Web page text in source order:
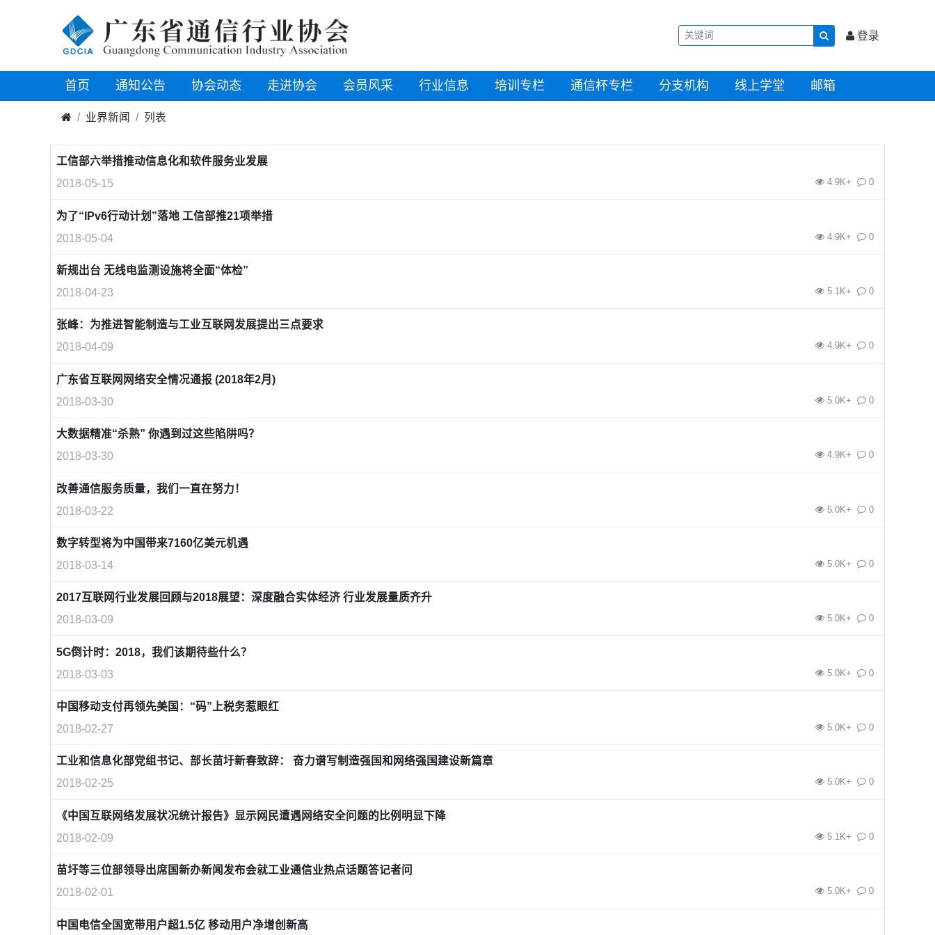
登录
首页 通知公告 协会动态 走进协会 会员风采 行业信息 培训专栏 通信杯专栏 分支机构 线上学堂 邮箱
业界新闻 列表
工信部六举措推动信息化和软件服务业发展
2018-05-15
4.9K+ 0
为了“IPv6行动计划”落地 工信部推21项举措
2018-05-04
4.9K+ 0
新规出台 无线电监测设施将全面“体检”
2018-04-23
5.1K+ 0
张峰：为推进智能制造与工业互联网发展提出三点要求
2018-04-09
4.9K+ 0
广东省互联网网络安全情况通报 (2018年2月)
2018-03-30
5.0K+ 0
大数据精准“杀熟” 你遇到过这些陷阱吗？
2018-03-30
4.9K+ 0
改善通信服务质量，我们一直在努力！
2018-03-22
5.0K+ 0
数字转型将为中国带来7160亿美元机遇
2018-03-14
5.0K+ 0
2017互联网行业发展回顾与2018展望：深度融合实体经济 行业发展量质齐升
2018-03-09
5.0K+ 0
5G倒计时：2018，我们该期待些什么？
2018-03-03
5.0K+ 0
中国移动支付再领先美国：“码”上税务惹眼红
2018-02-27
5.0K+ 0
工业和信息化部党组书记、部长苗圩新春致辞： 奋力谱写制造强国和网络强国建设新篇章
2018-02-25
5.0K+ 0
《中国互联网络发展状况统计报告》显示网民遭遇网络安全问题的比例明显下降
2018-02-09
5.1K+ 0
苗圩等三位部领导出席国新办新闻发布会就工业通信业热点话题答记者问
2018-02-01
5.0K+ 0
中国电信全国宽带用户超1.5亿 移动用户净增创新高